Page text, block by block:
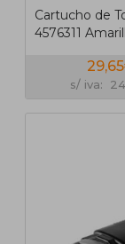
Cartucho de
4576311
s/ iva: